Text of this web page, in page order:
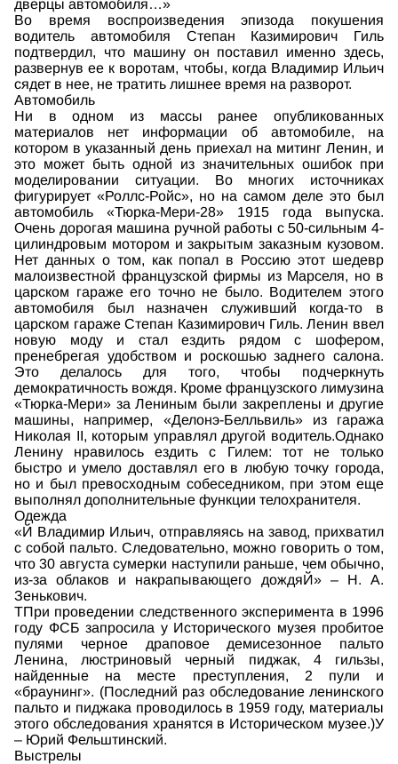
дверцы автомобиля…»
Во время воспроизведения эпизода покушения
водитель автомобиля Степан Казимирович Гиль
подтвердил, что машину он поставил именно здесь,
развернув ее к воротам, чтобы, когда Владимир Ильич
сядет в нее, не тратить лишнее время на разворот.
Автомобиль
Ни в одном из массы ранее опубликованных
материалов нет информации об автомобиле, на
котором в указанный день приехал на митинг Ленин, и
это может быть одной из значительных ошибок при
моделировании ситуации. Во многих источниках
фигурирует «Роллс-Ройс», но на самом деле это был
автомобиль «Тюрка-Мери-28» 1915 года выпуска.
Очень дорогая машина ручной работы с 50-сильным 4-
цилиндровым мотором и закрытым заказным кузовом.
Нет данных о том, как попал в Россию этот шедевр
малоизвестной французской фирмы из Марселя, но в
царском гараже его точно не было. Водителем этого
автомобиля был назначен служивший когда-то в
царском гараже Степан Казимирович Гиль. Ленин ввел
новую моду и стал ездить рядом с шофером,
пренебрегая удобством и роскошью заднего салона.
Это делалось для того, чтобы подчеркнуть
демократичность вождя. Кроме французского лимузина
«Тюрка-Мери» за Лениным были закреплены и другие
машины, например, «Делонэ-Белльвиль» из гаража
Николая II, которым управлял другой водитель.Однако
Ленину нравилось ездить с Гилем: тот не только
быстро и умело доставлял его в любую точку города,
но и был превосходным собеседником, при этом еще
выполнял дополнительные функции телохранителя.
Одежда
«Й Владимир Ильич, отправляясь на завод, прихватил
с собой пальто. Следовательно, можно говорить о том,
что 30 августа сумерки наступили раньше, чем обычно,
из-за облаков и накрапывающего дождяЙ» – Н. А.
Зенькович.
ТПри проведении следственного эксперимента в 1996
году ФСБ запросила у Исторического музея пробитое
пулями черное драповое демисезонное пальто
Ленина, люстриновый черный пиджак, 4 гильзы,
найденные на месте преступления, 2 пули и
«браунинг». (Последний раз обследование ленинского
пальто и пиджака проводилось в 1959 году, материалы
этого обследования хранятся в Историческом музее.)У
– Юрий Фельштинский.
Выстрелы